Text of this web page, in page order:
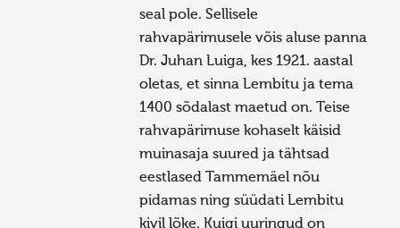
seal pole. Sellisele
rahvapärimusele võis aluse panna
Dr. Juhan Luiga, kes 1921. aastal
oletas, et sinna Lembitu ja tema
1400 sõdalast maetud on. Teise
rahvapärimuse kohaselt käisid
muinasaja suured ja tähtsad
eestlased Tammemäel nõu
pidamas ning süüdati Lembitu
kivil lõke. Kuigi uuringud on